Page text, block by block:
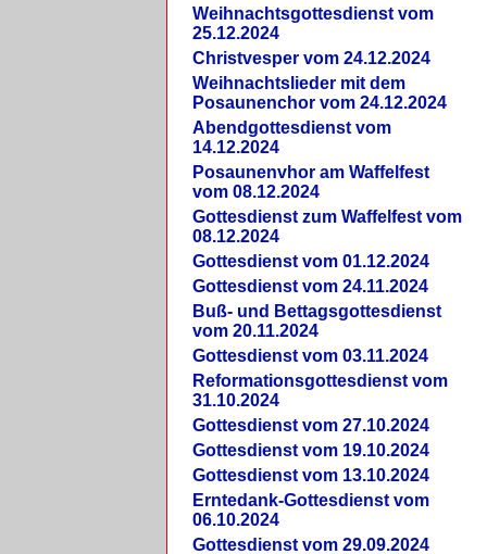
Weihnachtsgottesdienst vom
25.12.2024
Christvesper vom 24.12.2024
Weihnachtslieder mit dem
Posaunenchor vom 24.12.2024
Abendgottesdienst vom
14.12.2024
Posaunenvhor am Waffelfest
vom 08.12.2024
Gottesdienst zum Waffelfest vom
08.12.2024
Gottesdienst vom 01.12.2024
Gottesdienst vom 24.11.2024
Buß- und Bettagsgottesdienst
vom 20.11.2024
Gottesdienst vom 03.11.2024
Reformationsgottesdienst vom
31.10.2024
Gottesdienst vom 27.10.2024
Gottesdienst vom 19.10.2024
Gottesdienst vom 13.10.2024
Erntedank-Gottesdienst vom
06.10.2024
Gottesdienst vom 29.09.2024